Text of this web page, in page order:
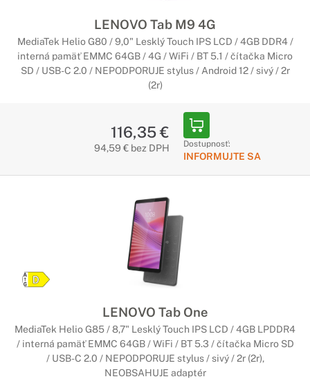
Tablety Lenovo
Zábava pre každého
Hľadáte tenký a ľahký tablet, ktorý môžete zdieľať s celou
skvelému zvuku a úžasnému zobrazenie je rad Lenovo Tab
ideálne pre zábavu. A vďaka režimom pre deti budú všetci
členovia rodiny v bezpečí - a rodičia získajú kontrolu.
LENOVO Tab M9 4G
MediaTek Helio G80 / 9,0" Lesklý Touch IPS LCD / 4GB DDR4 /
interná pamäť EMMC 64GB / 4G / WiFi / BT 5.1 / čítačka Micro
SD / USB-C 2.0 / NEPODPORUJE stylus / Android 12 / sivý / 2r
(2r)
116,35 €
94,59 € bez DPH Dostupnosť:
INFORMUJTE SA
LENOVO Tab One
MediaTek Helio G85 / 8,7" Lesklý Touch IPS LCD / 4GB LPDDR4
/ interná pamäť EMMC 64GB / WiFi / BT 5.3 / čítačka Micro SD
/ USB-C 2.0 / NEPODPORUJE stylus / sivý / 2r (2r),
NEOBSAHUJE adaptér